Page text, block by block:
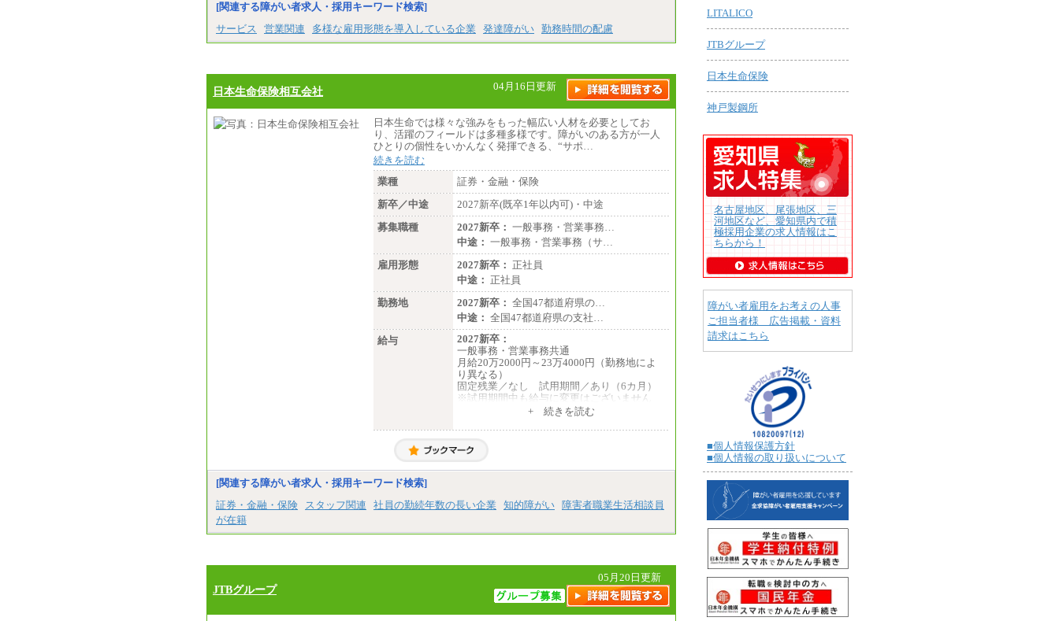
[関連する障がい者求人・採用キーワード検索]
サービス
営業関連 多様な雇用形態を導入している企業 発達障がい 勤務時間の配慮
日本生命保険相互会社 04月16日更新
日本生命では様々な強みをもった幅広い人材を必要としてお
り、活躍のフィールドは多種多様です。障がいのある方が一人
ひとりの個性をいかんなく発揮できる、“サポ…
続きを読む
業種
証券・金融・保険
新卒／中途
2027新卒(既卒1年以内可)・中途
募集職種
2027新卒： 一般事務・営業事務…
中途： 一般事務・営業事務（サ…
雇用形態
2027新卒： 正社員
中途： 正社員
勤務地
2027新卒： 全国47都道府県の…
中途： 全国47都道府県の支社…
給与
2027新卒：
一般事務・営業事務共通
月給20万2000円～23万4000円（勤務地によ
り異なる）
固定残業／なし 試用期間／あり（6カ月）
※試用期間中も給与に変更はございません
一般事務・営業事務共通
月給20万2000円～23万4000円（勤務地によ
り異なる）
固定残業／なし 試用期間／あり（6か月）
※試用期間中も給与に変更はございません。
+ 続きを読む
[関連する障がい者求人・採用キーワード検索]
証券・金融・保険
スタッフ関連 社員の勤続年数の長い企業 知的障がい
障害者職業生活相談員
が在籍
JTBグループ
05月20日更新
LITALICO
JTBグループ
日本生命保険
神戸製鋼所
名古屋地区、尾張地区、三
河地区など、愛知県内で積
極採用企業の求人情報はこ
ちらから！
障がい者雇用をお考えの人事
ご担当者様 広告掲載・資料
請求はこちら
■個人情報保護方針
■個人情報の取り扱いについて